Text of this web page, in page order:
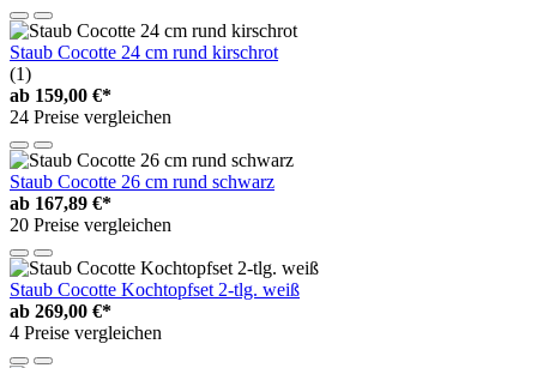
Staub Cocotte 24 cm rund kirschrot
(1)
ab 159,00 €*
24 Preise vergleichen
Staub Cocotte 26 cm rund schwarz
ab 167,89 €*
20 Preise vergleichen
Staub Cocotte Kochtopfset 2-tlg. weiß
ab 269,00 €*
4 Preise vergleichen